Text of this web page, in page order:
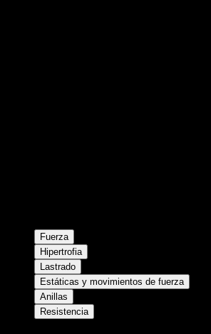
Fuerza
Hipertrofia
Lastrado
Estáticas y movimientos de fuerza
Anillas
Resistencia